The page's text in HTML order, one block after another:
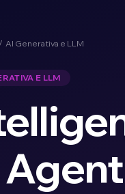
/ AI Generativa e LLM
E LLM